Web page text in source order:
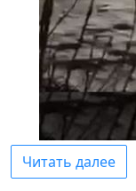
Читать далее